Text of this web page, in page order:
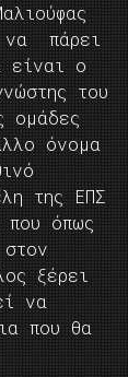
να πάρει
είναι ο
του
ομάδες
όνομα
της ΕΠΣ
που όπως
ξέρει
να
που θα